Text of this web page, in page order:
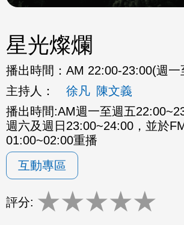
星光燦爛
播出時間： AM 22:00-23:00(週一
主持人：
徐凡 陳文義
播出時間:AM週一至週五
週六及週日23:00~24:00，並於
01:00~02:00重播
互動專區
評分: ★★★★★